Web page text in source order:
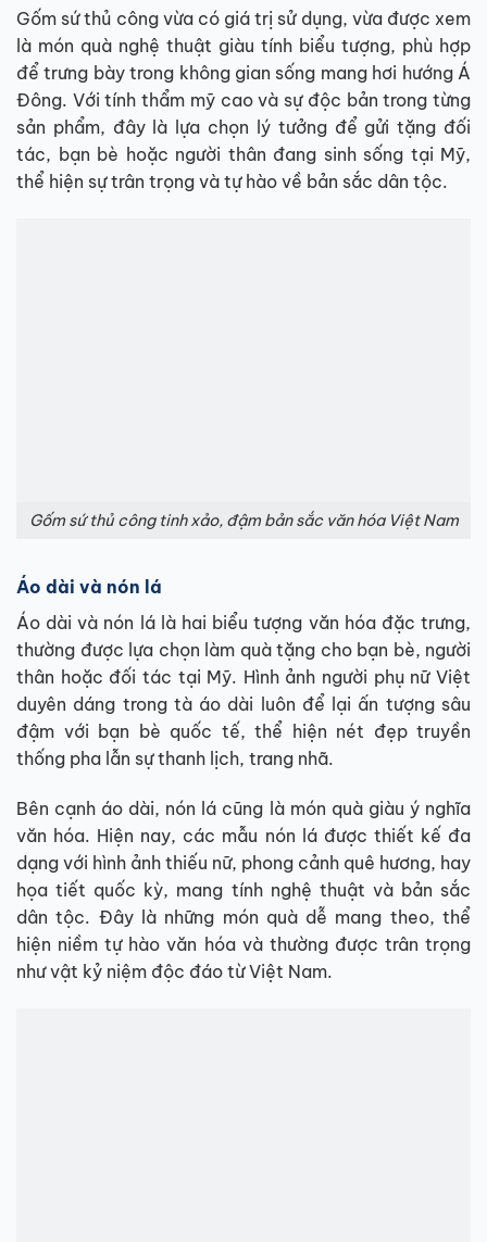
Gốm sứ thủ công vừa có giá trị sử dụng, vừa được xem
là món quà nghệ thuật giàu tính biểu tượng, phù hợp
để trưng bày trong không gian sống mang hơi hướng Á
Đông. Với tính thẩm mỹ cao và sự độc bản trong từng
sản phẩm, đây là lựa chọn lý tưởng để gửi tặng đối
tác, bạn bè hoặc người thân đang sinh sống tại Mỹ,
thể hiện sự trân trọng và tự hào về bản sắc dân tộc.
Gốm sứ thủ công tinh xảo, đậm bản sắc văn hóa Việt Nam
Áo dài và nón lá
Áo dài và nón lá là hai biểu tượng văn hóa đặc trưng,
thường được lựa chọn làm quà tặng cho bạn bè, người
thân hoặc đối tác tại Mỹ. Hình ảnh người phụ nữ Việt
duyên dáng trong tà áo dài luôn để lại ấn tượng sâu
đậm với bạn bè quốc tế, thể hiện nét đẹp truyền
thống pha lẫn sự thanh lịch, trang nhã.
Bên cạnh áo dài, nón lá cũng là món quà giàu ý nghĩa
văn hóa. Hiện nay, các mẫu nón lá được thiết kế đa
dạng với hình ảnh thiếu nữ, phong cảnh quê hương, hay
họa tiết quốc kỳ, mang tính nghệ thuật và bản sắc
dân tộc. Đây là những món quà dễ mang theo, thể
hiện niềm tự hào văn hóa và thường được trân trọng
như vật kỷ niệm độc đáo từ Việt Nam.